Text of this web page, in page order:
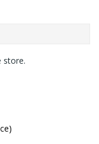
store.